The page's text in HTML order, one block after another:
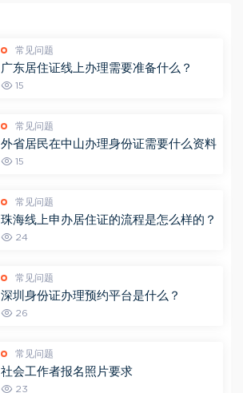
常见问题
广东居住证线上办理需要准备什么？
15
常见问题
外省居民在中山办理身份证需要什么资料
15
常见问题
珠海线上申办居住证的流程是怎么样的？
24
常见问题
深圳身份证办理预约平台是什么？
26
常见问题
社会工作者报名照片要求
23